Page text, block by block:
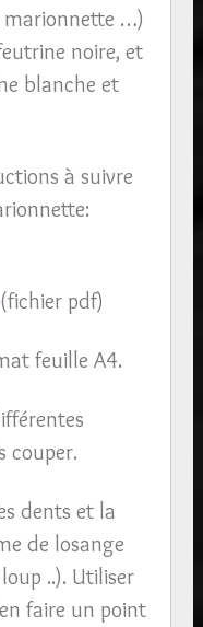
marionnette …)
noire, et
blanche et
à suivre
(fichier pdf)
feuille A4.
couper.
dents et la
de losange
..). Utiliser
faire un point